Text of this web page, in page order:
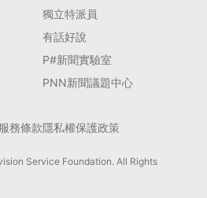
獨立特派員
有話好說
P#新聞實驗室
PNN新聞議題中心
服務條款隱私權保護政策
Service Foundation. All Rights